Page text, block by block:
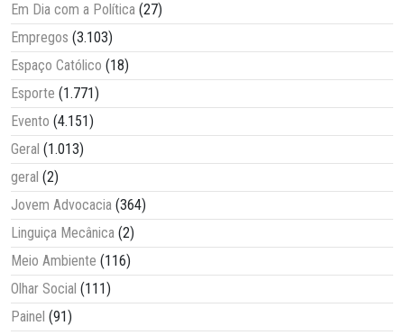
Em Dia com a Política (27)
Empregos (3.103)
Espaço Católico (18)
Esporte (1.771)
Evento (4.151)
Geral (1.013)
geral (2)
Jovem Advocacia (364)
Linguiça Mecânica (2)
Meio Ambiente (116)
Olhar Social (111)
Painel (91)